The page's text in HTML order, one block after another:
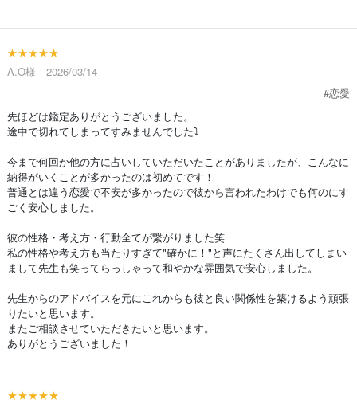
★★★★★
A.O様 2026/03/14
#恋愛
先ほどは鑑定ありがとうございました。
途中で切れてしまってすみませんでした⤵︎ ︎
今まで何回か他の方に占いしていただいたことがありましたが、こんなに
納得がいくことが多かったのは初めてです！
普通とは違う恋愛で不安が多かったので彼から言われたわけでも何のにす
ごく安心しました。
彼の性格・考え方・行動全てが繋がりました笑
私の性格や考え方も当たりすぎて"確かに！"と声にたくさん出してしまい
まして先生も笑ってらっしゃって和やかな雰囲気で安心しました。
先生からのアドバイスを元にこれからも彼と良い関係性を築けるよう頑張
りたいと思います。
またご相談させていただきたいと思います。
ありがとうございました！
★★★★★